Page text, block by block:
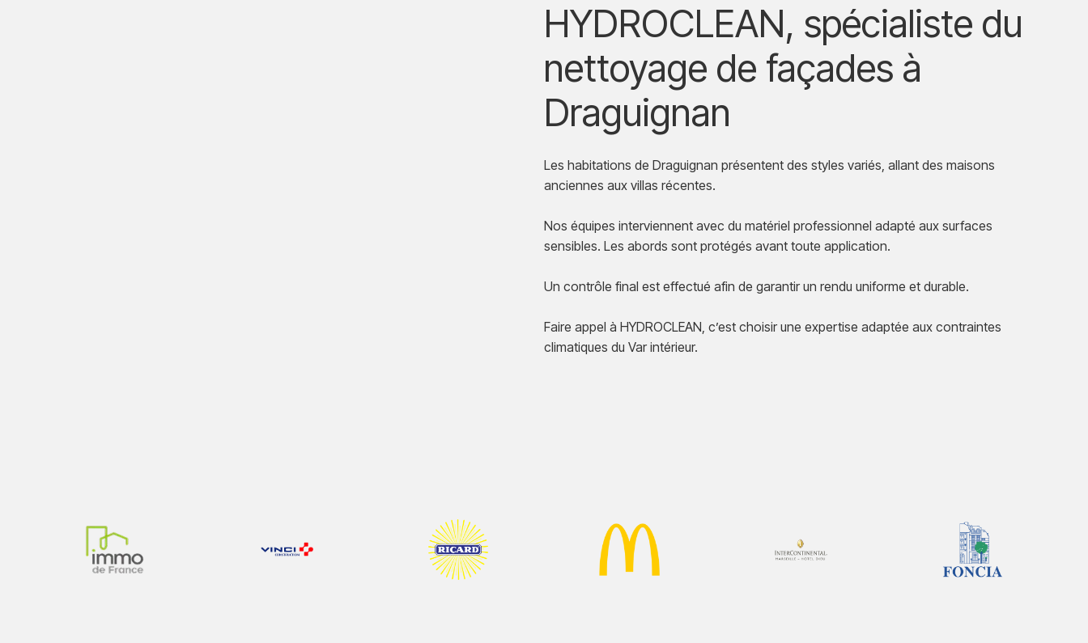
HYDROCLEAN, spécialiste du
nettoyage de façades à
Draguignan
Les habitations de Draguignan présentent des styles variés, allant des maisons
anciennes aux villas récentes.
Nos équipes interviennent avec du matériel professionnel adapté aux surfaces
sensibles. Les abords sont protégés avant toute application.
Un contrôle final est effectué afin de garantir un rendu uniforme et durable.
Faire appel à HYDROCLEAN, c’est choisir une expertise adaptée aux contraintes
climatiques du Var intérieur.